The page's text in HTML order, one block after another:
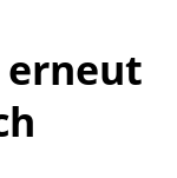
erneut